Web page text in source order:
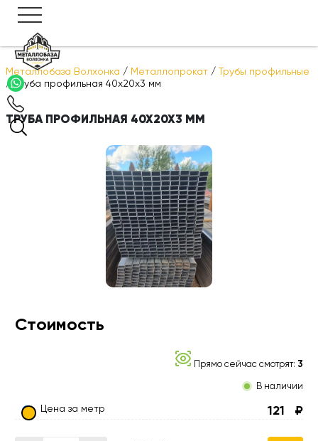
Металлобаза Волхонка / Металлопрокат /
Трубы профильные
/Труба профильная 40х20х3 мм
ТРУБА ПРОФИЛЬНАЯ 40Х20Х3 ММ
Стоимость
Прямо сейчас смотрят: 3
В наличии
Цена за метр 121 ₽